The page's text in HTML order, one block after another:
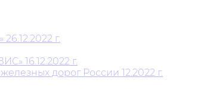
г.
16.12.2022 г.
дорог России 12.2022 г.